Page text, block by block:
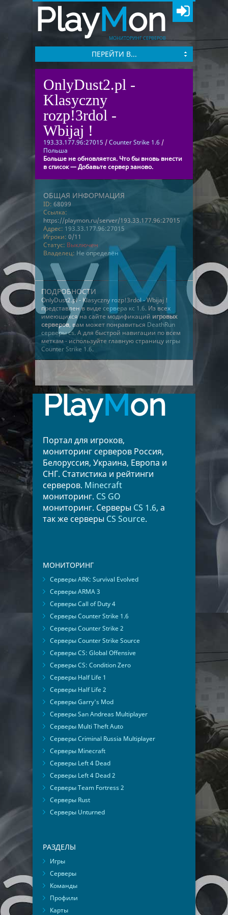
PlayMon
МОНИТОРИНГ СЕРВЕРОВ
ПЕРЕЙТИ В...
OnlyDust2.pl -
Klasyczny
rozp!3rdol -
Wbijaj !
193.33.177.96:27015 /Counter Strike 1.6 /
Польша
Больше не обновляется. Что бы вновь внести
в список — Добавьте сервер заново.
ОБЩАЯ ИНФОРМАЦИЯ
ID: 68099
Ссылка:
https://playmon.ru/server/193.33.177.96:27015
Адрес: 193.33.177.96:27015
Игроки: 0/11
Статус: Выключен
Владелец: Не определён
ПОДРОБНОСТИ
OnlyDust2.pl - Klasyczny rozp!3rdol - Wbijaj !
представлен в виде сервера кс 1.6. Из всех
имеющихся на сайте модификаций игровых
серверов, вам может понравиться DeathRun
серверы cs. А для быстрой навигации по всем
меткам - используйте главную страницу игры
Counter Strike 1.6.
PlayMon
Портал для игроков,
мониторинг серверов Россия,
Белоруссия, Украина, Европа и
СНГ. Статистика и рейтинги
серверов. Minecraft
мониторинг. CS GO
мониторинг. Серверы CS 1.6, а
так же серверы CS Source.
МОНИТОРИНГ
Серверы ARK: Survival Evolved
Серверы ARMA 3
Серверы Call of Duty 4
Серверы Counter Strike 1.6
Серверы Counter Strike 2
Серверы Counter Strike Source
Серверы CS: Global Offensive
Серверы CS: Condition Zero
Серверы Half Life 1
Серверы Half Life 2
Серверы Garry's Mod
Серверы San Andreas Multiplayer
Серверы Multi Theft Auto
Серверы Criminal Russia Multiplayer
Серверы Minecraft
Серверы Left 4 Dead
Серверы Left 4 Dead 2
Серверы Team Fortress 2
Серверы Rust
Серверы Unturned
РАЗДЕЛЫ
Игры
Серверы
Команды
Профили
Карты